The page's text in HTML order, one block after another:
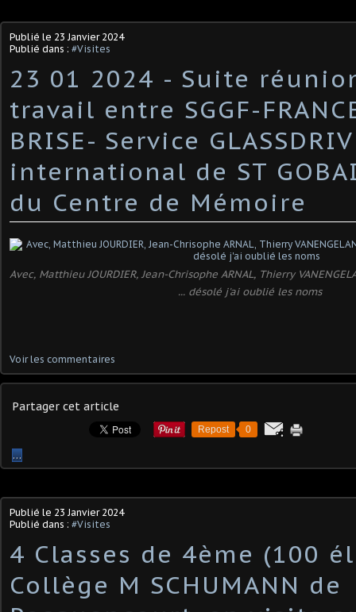
Publié le 23 Janvier 2024
Publié dans : #Visites
23 01 2024 - Suite
travail entre SGGF-
BRISE- Service
international de ST
du Centre de Mémoire
Avec, Matthieu JOURDIER, Jean-Chrisophe ARNAL, Thierry
... désolé j'ai oublié les noms
Voir les commentaires
Partager cet article
Repost 0
…
Publié le 23 Janvier 2024
Publié dans : #Visites
4 Classes de 4ème (100
Collège M SCHUMANN de